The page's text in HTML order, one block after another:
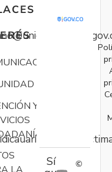
Y
Sí
©